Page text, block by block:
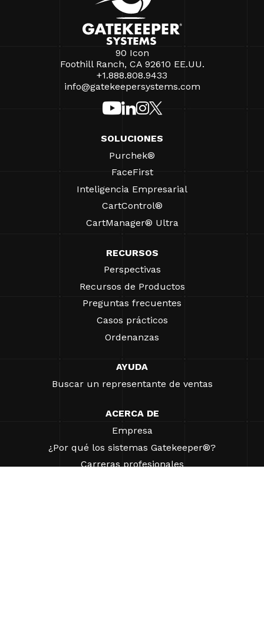
90 Icon
Foothill Ranch, CA 92610 EE.UU.
+1.888.808.9433
info@gatekeepersystems.com
SOLUCIONES
Purchek®
FaceFirst
Inteligencia Empresarial
CartControl®
CartManager® Ultra
RECURSOS
Perspectivas
Recursos de Productos
Preguntas frecuentes
Casos prácticos
Ordenanzas
AYUDA
Buscar un representante de ventas
ACERCA DE
Empresa
¿Por qué los sistemas Gatekeeper®?
Carreras profesionales